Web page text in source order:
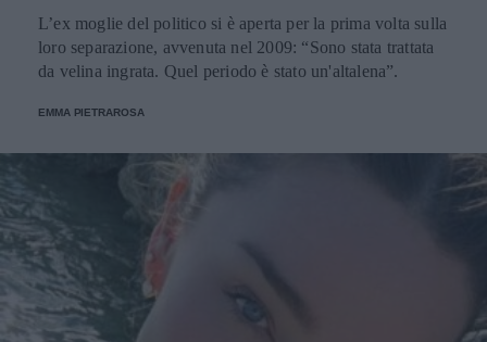
L’ex moglie del politico si è aperta per la prima volta sulla
loro separazione, avvenuta nel 2009: “Sono stata trattata
da velina ingrata. Quel periodo è stato un'altalena”.
EMMA PIETRAROSA